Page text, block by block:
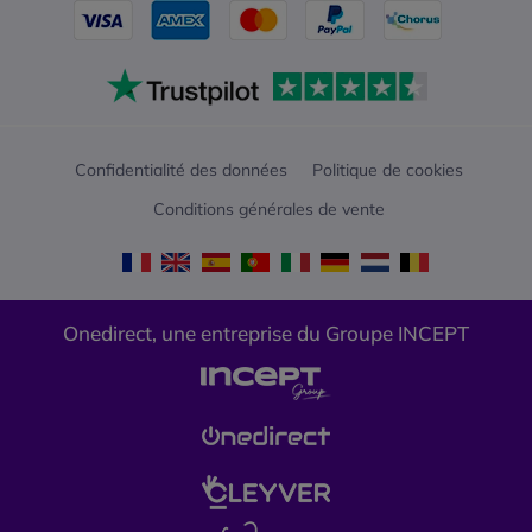
Confidentialité des données
Politique de cookies
Conditions générales de vente
Onedirect, une entreprise du Groupe INCEPT